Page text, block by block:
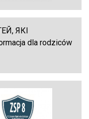
ЯКІ
dla rodziców